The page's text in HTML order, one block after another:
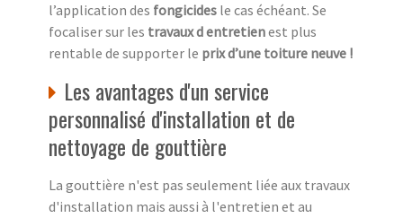
l’application des fongicides le cas échéant. Se
focaliser sur les travaux d entretienest plus
rentable de supporter le prix d’une toiture neuve !
Les avantages d'un service
personnalisé d'installation et de
nettoyage de gouttière
La gouttière n'est pas seulement liée aux travaux
d'installation mais aussi à l'entretien et au